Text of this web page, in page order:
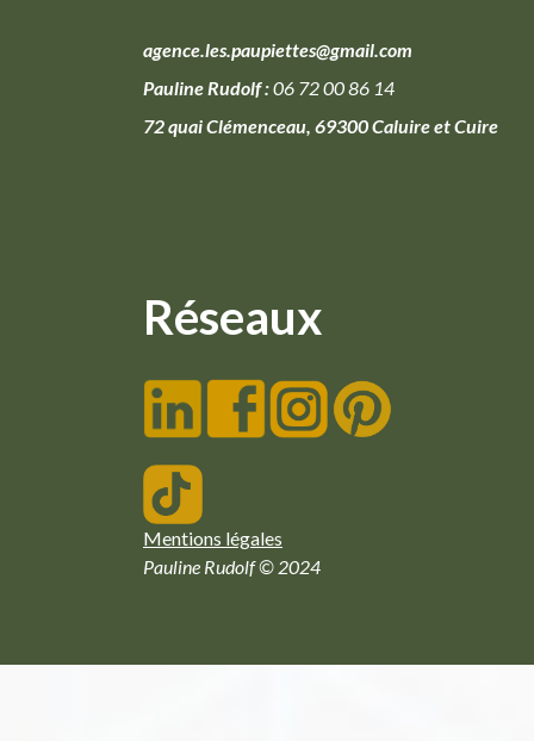
agence.les.paupiettes@gmail.com
Pauline Rudolf :06 72 00 86 14
72 quai Clémenceau, 69300 Caluire et Cuire
Réseaux
Mentions légales
Pauline Rudolf © 2024